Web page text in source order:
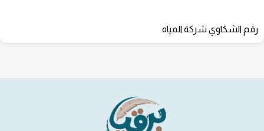
رقم الشكاوي شركة المياه